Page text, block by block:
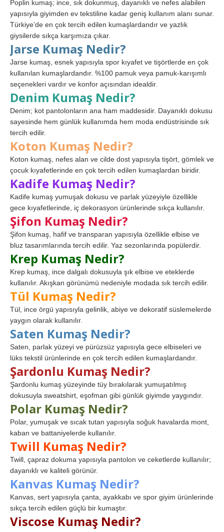
Poplin kumaş; ince, sık dokunmuş, dayanıklı ve nefes alabilen
yapısıyla giyimden ev tekstiline kadar geniş kullanım alanı sunar.
Türkiye’de en çok tercih edilen kumaşlardandır ve yazlık
giysilerde sıkça karşımıza çıkar.
Jarse Kumaş Nedir?
Jarse kumaş, esnek yapısıyla spor kıyafet ve tişörtlerde en çok
kullanılan kumaşlardandır. %100 pamuk veya pamuk-karışımlı
seçenekleri vardır ve konfor açısından idealdir.
Denim Kumaş Nedir?
Denim; kot pantolonların ana ham maddesidir. Dayanıklı dokusu
sayesinde hem günlük kullanımda hem moda endüstrisinde sık
tercih edilir.
Koton Kumaş Nedir?
Koton kumaş, nefes alan ve cilde dost yapısıyla tişört, gömlek ve
çocuk kıyafetlerinde en çok tercih edilen kumaşlardan biridir.
Kadife Kumaş Nedir?
Kadife kumaş yumuşak dokusu ve parlak yüzeyiyle özellikle
gece kıyafetlerinde, iç dekorasyon ürünlerinde sıkça kullanılır.
Şifon Kumaş Nedir?
Şifon kumaş, hafif ve transparan yapısıyla özellikle elbise ve
bluz tasarımlarında tercih edilir. Yaz sezonlarında popülerdir.
Krep Kumaş Nedir?
Krep kumaş, ince dalgalı dokusuyla şık elbise ve eteklerde
kullanılır. Akışkan görünümü nedeniyle modada sık tercih edilir.
Tül Kumaş Nedir?
Tül, ince örgü yapısıyla gelinlik, abiye ve dekoratif süslemelerde
yaygın olarak kullanılır.
Saten Kumaş Nedir?
Saten, parlak yüzeyi ve pürüzsüz yapısıyla gece elbiseleri ve
lüks tekstil ürünlerinde en çok tercih edilen kumaşlardandır.
Şardonlu Kumaş Nedir?
Şardonlu kumaş yüzeyinde tüy bırakılarak yumuşatılmış
dokusuyla sweatshirt, eşofman gibi günlük giyimde yaygındır.
Polar Kumaş Nedir?
Polar, yumuşak ve sıcak tutan yapısıyla soğuk havalarda mont,
kaban ve battaniyelerde kullanılır.
Twill Kumaş Nedir?
Twill, çapraz dokuma yapısıyla pantolon ve ceketlerde kullanılır;
dayanıklı ve kaliteli görünür.
Kanvas Kumaş Nedir?
Kanvas, sert yapısıyla çanta, ayakkabı ve spor giyim ürünlerinde
sıkça tercih edilen güçlü bir kumaştır.
Viscose Kumaş Nedir?